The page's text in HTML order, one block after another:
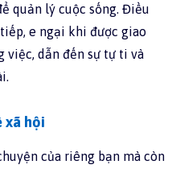
quản lý cuộc sống. Điều
e ngại khi được giao
việc, dẫn đến sự tự ti và
xã hội
của riêng bạn mà còn